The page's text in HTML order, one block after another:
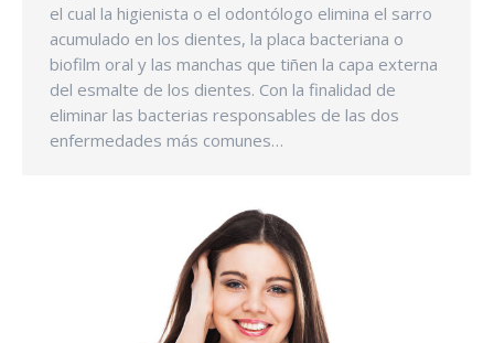
el cual la higienista o el odontólogo elimina el sarro
acumulado en los dientes, la placa bacteriana o
biofilm oral y las manchas que tiñen la capa externa
del esmalte de los dientes. Con la finalidad de
eliminar las bacterias responsables de las dos
enfermedades más comunes…